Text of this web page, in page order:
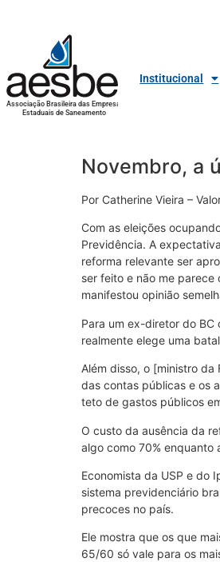
Associação Brasileira das Empresas
Estaduais de Saneamento
Institucional
Novembro, a
Por Catherine Vieira –
Com as eleições
Previdência. A
reforma relevante ser
ser feito e não me parece
manifestou opinião
Para um ex-diretor do BC
realmente elege uma
Além disso, o [ministro
das contas públicas e os
teto de gastos públicos
O custo da ausência da
algo como 70% enquanto
Economista da USP e do
sistema previdenciário
precoces no país.
Ele mostra que os que
65/60 só vale para os